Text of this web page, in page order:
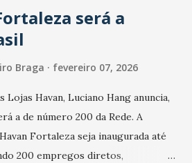
será a
Braga fevereiro 07, 2026
Lojas Havan, Luciano Hang anuncia,
a de número 200 da Rede. A
Fortaleza seja inaugurada até
200 empregos diretos,